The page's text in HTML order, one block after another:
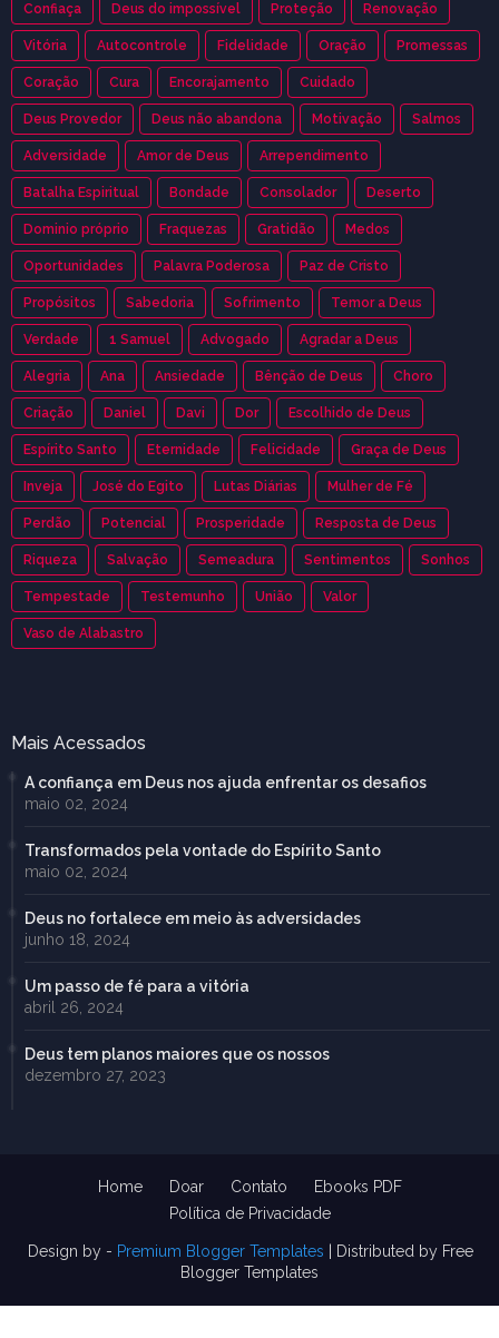
Confiaça Deus do impossível Proteção Renovação
Vitória Autocontrole Fidelidade Oração Promessas
Coração Cura Encorajamento Cuidado
Deus Provedor Deus não abandona Motivação Salmos
Adversidade Amor de Deus Arrependimento
Batalha Espiritual Bondade Consolador Deserto
Dominio próprio Fraquezas Gratidão Medos
Oportunidades Palavra Poderosa Paz de Cristo
Propósitos Sabedoria Sofrimento Temor a Deus
Verdade 1 Samuel Advogado Agradar a Deus
Alegria Ana Ansiedade Bênção de Deus Choro
Criação Daniel Davi Dor Escolhido de Deus
Espírito Santo Eternidade Felicidade Graça de Deus
Inveja José do Egito Lutas Diárias Mulher de Fé
Perdão Potencial Prosperidade Resposta de Deus
Riqueza Salvação Semeadura Sentimentos Sonhos
Tempestade Testemunho União Valor
Vaso de Alabastro
Mais Acessados
A confiança em Deus nos ajuda enfrentar os desafios
maio 02, 2024
Transformados pela vontade do Espírito Santo
maio 02, 2024
Deus no fortalece em meio às adversidades
junho 18, 2024
Um passo de fé para a vitória
abril 26, 2024
Deus tem planos maiores que os nossos
dezembro 27, 2023
Design by - Premium Blogger Templates | Distributed by Free
Blogger Templates
Home Doar Contato
Ebooks PDF
Política de Privacidade